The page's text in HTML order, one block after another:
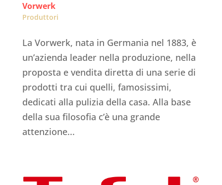
Vorwerk
Produttori
La Vorwerk, nata in Germania nel 1883, è
un’azienda leader nella produzione, nella
proposta e vendita diretta di una serie di
prodotti tra cui quelli, famosissimi,
dedicati alla pulizia della casa. Alla base
della sua filosofia c’è una grande
attenzione...